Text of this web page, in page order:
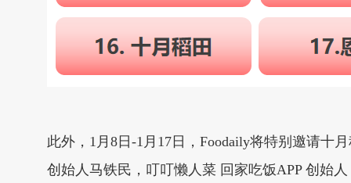
此外，1月8日-1月17日，Foodaily将特别邀请十
创始人马铁民，叮叮懒人菜 回家吃饭APP 创始